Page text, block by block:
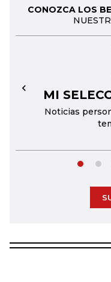
CONOZCA LOS
MI
Noticias
←